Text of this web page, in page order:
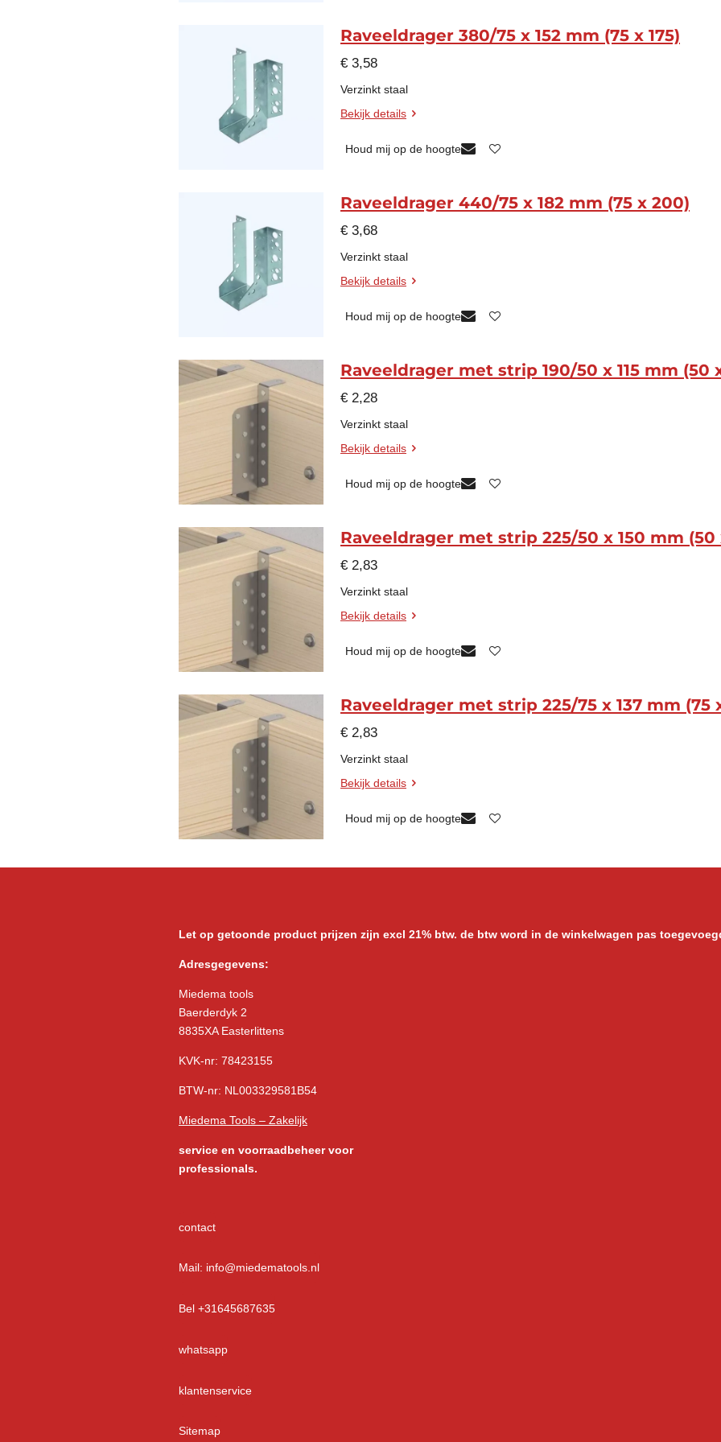
Raveeldrager 380/75 x 152 mm (75 x 175)
€ 3,58
Verzinkt staal
Bekijk details
Houd mij op de hoogte
Raveeldrager 440/75 x 182 mm (75 x 200)
€ 3,68
Verzinkt staal
Bekijk details
Houd mij op de hoogte
Raveeldrager met strip 190/50 x 115 mm (50
€ 2,28
Verzinkt staal
Bekijk details
Houd mij op de hoogte
Raveeldrager met strip 225/50 x 150 mm (50
€ 2,83
Verzinkt staal
Bekijk details
Houd mij op de hoogte
Raveeldrager met strip 225/75 x 137 mm (75
€ 2,83
Verzinkt staal
Bekijk details
Houd mij op de hoogte
Let op getoonde product prijzen zijn excl 21% btw. de btw word in de winkelwagen pas
Adresgegevens:
Miedema tools
Baerderdyk 2
8835XA Easterlittens
KVK-nr: 78423155
BTW-nr: NL003329581B54
Miedema Tools – Zakelijk
service en voorraadbeheer voor
professionals.
contact
Mail: info@miedematools.nl
Bel +31645687635
whatsapp
klantenservice
Sitemap